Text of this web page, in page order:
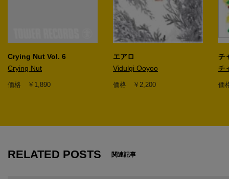
Crying Nut Vol. 6
Crying Nut
価格 ￥1,890
エアロ
Vidulgi Ooyoo
価格 ￥2,200
チ
チ
価
RELATED POSTS 関連記事